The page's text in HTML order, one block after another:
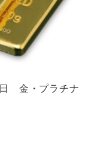
金・プラチナ